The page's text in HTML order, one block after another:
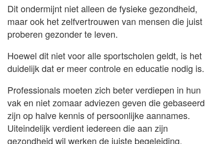
Dit ondermijnt niet alleen de fysieke gezondheid,
maar ook het zelfvertrouwen van mensen die juist
proberen gezonder te leven.
Hoewel dit niet voor alle sportscholen geldt, is het
duidelijk dat er meer controle en educatie nodig is.
Professionals moeten zich beter verdiepen in hun
vak en niet zomaar adviezen geven die gebaseerd
zijn op halve kennis of persoonlijke aannames.
Uiteindelijk verdient iedereen die aan zijn
gezondheid wil werken de juiste begeleiding.